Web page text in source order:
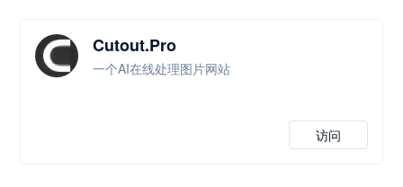
Cutout.Pro
一个AI在线处理图片网站
访问